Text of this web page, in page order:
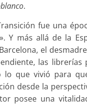
.
fue una
Y más allá de la
el
las librerías
que vivió para
desde la
posee una